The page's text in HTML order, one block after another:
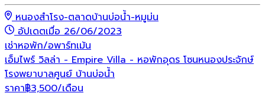
หนองสำโรง-ตลาดบ้านบ่อน้ำ-หมูม่น
อัปเดตเมื่อ 26/06/2023
เช่าหอพัก/อพาร์ทเม้น
เอ็มไพร์ วิลล่า - Empire Villa - หอพักอุดร โซนหนองประจักษ์
โรงพยาบาลศูนย์ บ้านบ่อน้ำ
ราคา฿3,500/เดือน